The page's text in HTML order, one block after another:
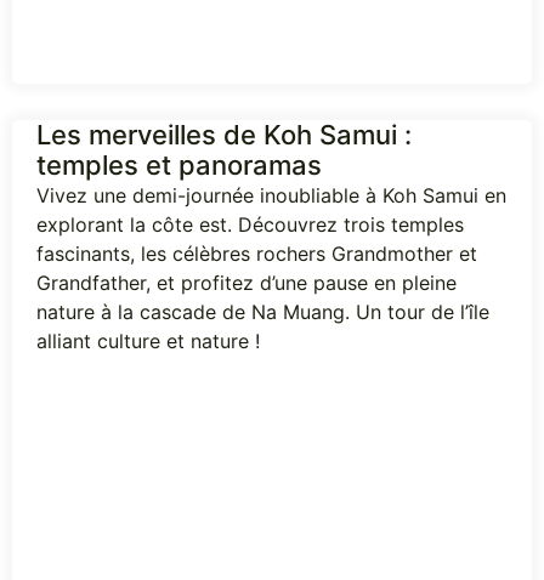
Les merveilles de Koh Samui :
temples et panoramas
Vivez une demi-journée inoubliable à Koh Samui en
explorant la côte est. Découvrez trois temples
fascinants, les célèbres rochers Grandmother et
Grandfather, et profitez d’une pause en pleine
nature à la cascade de Na Muang. Un tour de l’île
alliant culture et nature !